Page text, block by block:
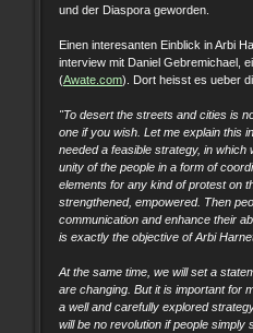
und der Diaspora geworden.
Einen interesanten Einblick in Arbi
interview mit Daniel Gebremichael ,
(Awate.com). Dort heisst es ueber
"To desert the streets and cities is
one if you wish. Let me explain this
needed a feasible strategy, in
unity of the people in a form of
elements for any kind of protest on
strengthened, empowered. Then
communication and enhance their
is exactly the objective of Arbi
At the same time, we will set a
are changing. But it is important for
a well and carefully explored
will be no revolution if people